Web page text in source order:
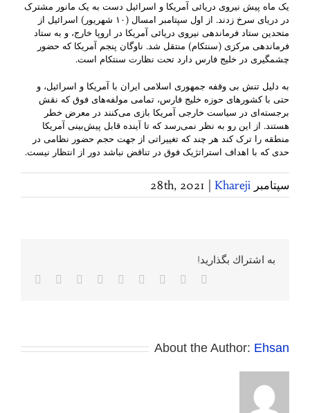
یک ماه پیش نیروی دریائی آمریکا و اسرائیل دست به یک مانور مشترک
در دریای سرخ زدند. از اول سپتامبر امسال (۱۰ شهریور) اسرائیل از
متحدین ستاد فرماندهی نیروی دریائی آمریکا در اروپا خارج، و به ستاد
فرماندهی مرکزی (سنتکام) منتقل شد. ناوگان پنجم آمریکا که حضور
چشمگیری در خلیج فارس دارد تحت نظارت سنتکام است.
به دلیل تنش بی وقفه جمهوری اسلامی ایران با آمریکا و اسرائیل، و
حتی با کشورهای حوزه خلیج فارس، تمامی مولفه‌های فوق که نقش
برجسته‌ای در سیاست خارجی آمریکا بازی می‌کنند در معرض خطر‌
هستند. از این رو به نظر نمی‌رسد که تا آینده قابل پیش‌بینی آمریکا
منطقه را ترک کند هر چند که تغییراتی از جهت حجم حضور نظامی در
حدی که با اهداف استراتژیک فوق در تناقض نباشد دور از انتظار نیست.
سپتامبر 28th, 2021 Khareji
به اشتراك بگذاريد!
Facebook
Twitter
Reddit
LinkedIn
WhatsApp
Tumblr
Pinterest
About the Author: Ehsan